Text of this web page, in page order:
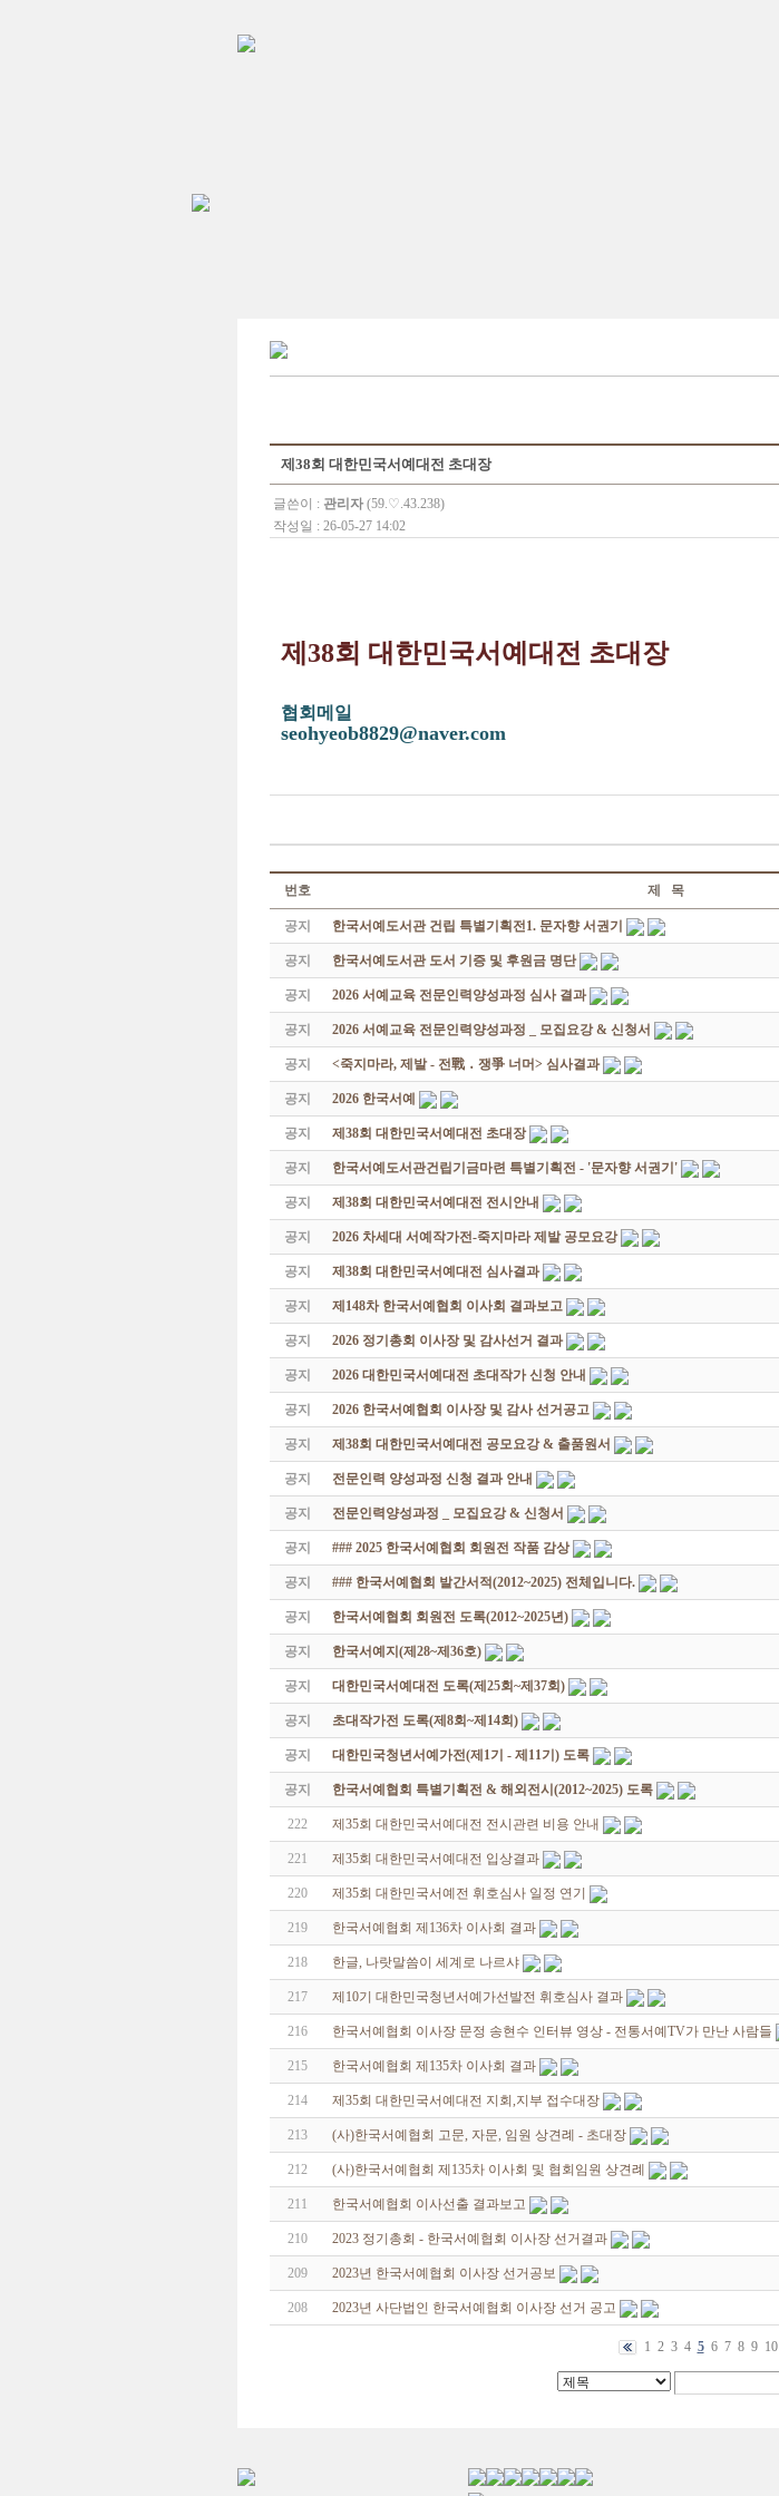
제38회 대한민국서예대전 초대장
글쓴이 : 관리자 (59.♡.43.238)
작성일 : 26-05-27 14:02
제38회 대한민국서예대전 초대장
협회메일
seohyeob8829@naver.com
번호 제 목
공지 한국서예도서관 건립 특별기획전1. 문자향 서권기
공지 한국서예도서관 도서 기증 및 후원금 명단
공지 2026 서예교육 전문인력양성과정 심사 결과
공지 2026 서예교육 전문인력양성과정 _ 모집요강 & 신청서
공지 <죽지마라, 제발 - 전戰 ․ 쟁爭 너머> 심사결과
공지 2026 한국서예
공지 제38회 대한민국서예대전 초대장
공지 한국서예도서관건립기금마련 특별기획전 - '문자향 서권기'
공지 제38회 대한민국서예대전 전시안내
공지 2026 차세대 서예작가전-죽지마라 제발 공모요강
공지 제38회 대한민국서예대전 심사결과
공지 제148차 한국서예협회 이사회 결과보고
공지 2026 정기총회 이사장 및 감사선거 결과
공지 2026 대한민국서예대전 초대작가 신청 안내
공지 2026 한국서예협회 이사장 및 감사 선거공고
공지 제38회 대한민국서예대전 공모요강 & 출품원서
공지 전문인력 양성과정 신청 결과 안내
공지 전문인력양성과정 _ 모집요강 & 신청서
공지 ### 2025 한국서예협회 회원전 작품 감상
공지 ### 한국서예협회 발간서적(2012~2025) 전체입니다.
공지 한국서예협회 회원전 도록(2012~2025년)
공지 한국서예지(제28~제36호)
공지 대한민국서예대전 도록(제25회~제37회)
공지 초대작가전 도록(제8회~제14회)
공지 대한민국청년서예가전(제1기 - 제11기) 도록
공지 한국서예협회 특별기획전 & 해외전시(2012~2025) 도록
222 제35회 대한민국서예대전 전시관련 비용 안내
221 제35회 대한민국서예대전 입상결과
220 제35회 대한민국서예전 휘호심사 일정 연기
219 한국서예협회 제136차 이사회 결과
218 한글, 나랏말씀이 세계로 나르샤
217 제10기 대한민국청년서예가선발전 휘호심사 결과
216 한국서예협회 이사장 문정 송현수 인터뷰 영상 - 전통서예TV가 만난 사람들
215 한국서예협회 제135차 이사회 결과
214 제35회 대한민국서예대전 지회,지부 접수대장
213 (사)한국서예협회 고문, 자문, 임원 상견례 - 초대장
212 (사)한국서예협회 제135차 이사회 및 협회임원 상견례
211 한국서예협회 이사선출 결과보고
210 2023 정기총회 - 한국서예협회 이사장 선거결과
209 2023년 한국서예협회 이사장 선거공보
208 2023년 사단법인 한국서예협회 이사장 선거 공고
1 2 3 4 5 6 7 8 9 10